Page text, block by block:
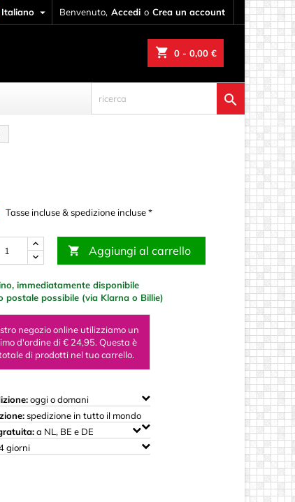
Benvenuto, Accedi o Crea un account
Italiano 
shopping_cart 0 - 0,00 €

Tasse incluse & spedizione incluse *
 Aggiungi al carrello
immediatamente disponibile
postale possibile (via Klarna o Billie)
negozio online utilizziamo un
d'ordine di € 24,95. Questa è
di prodotti nel tuo carrello.
oggi o domani
spedizione in tutto il mondo
a NL, BE e DE
giorni